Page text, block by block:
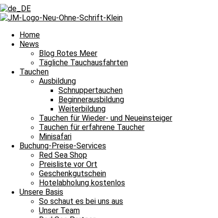
Home
News
Blog Rotes Meer
Tägliche Tauchausfahrten
Tauchen
Ausbildung
Schnuppertauchen
Beginnerausbildung
Weiterbildung
Tauchen für Wieder- und Neueinsteiger
Tauchen für erfahrene Taucher
Minisafari
Buchung-Preise-Services
Red Sea Shop
Preisliste vor Ort
Geschenkgutschein
Hotelabholung kostenlos
Unsere Basis
So schaut es bei uns aus
Unser Team
ZurückVoriger
NächsterEin heißer Tag lädt zum Tauchen ein
Der Norden war fantastisch schön und damit heißt es Leinen los für
Tauchguidesberichten an dieser Stelle jeden Tag von den
dem Meer und unter Wasser erlebt haben. Auch über die
Nachttauchgang – ihr könnt es mitverfolgen. Auch
Und das Beste? Unsere Berichte über die Tauchausfahrten unserer
lasst euch immer wieder aufs Neue verzaubern. Willkommen zu
Halbtagesfahrt
Tauchplatz 1: Carlson’s Corner